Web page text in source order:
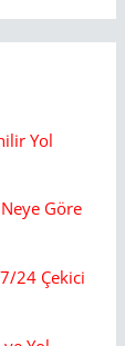
Yol
Göre
24 Çekici